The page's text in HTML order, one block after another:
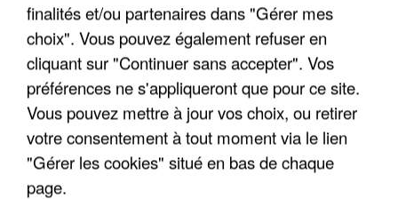
finalités et/ou partenaires dans "Gérer mes
choix". Vous pouvez également refuser en
cliquant sur "Continuer sans accepter". Vos
préférences ne s'appliqueront que pour ce site.
Vous pouvez mettre à jour vos choix, ou retirer
votre consentement à tout moment via le lien
"Gérer les cookies" situé en bas de chaque
page.